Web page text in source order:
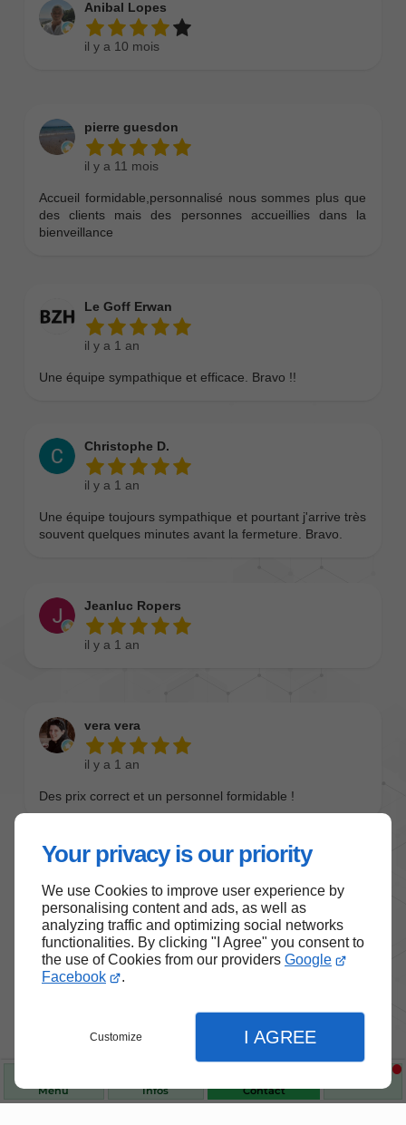
Your privacy is our priority
We use Cookies to improve user experience by
personalising content and ads, as well as
analyzing traffic and optimizing social networks
functionalities. By clicking "I Agree" you consent to
the use of Cookies from our providers Google
Facebook
.
Customize I AGREE
Menu Infos Contact
Nos produits de santé et de
Choisissez des produits fiables pour vous
accompagner au quotidien.